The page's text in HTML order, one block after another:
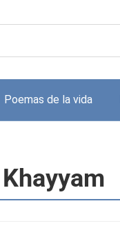
Poemas de la vida